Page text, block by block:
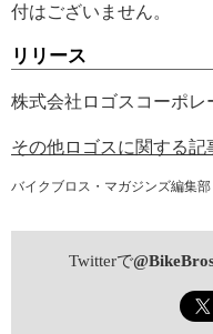
付はございません。
リリース
株式会社ロゴスコーポレ
その他ロゴスに関する記
バイクブロス・マガジンズ編集部
Twitterで